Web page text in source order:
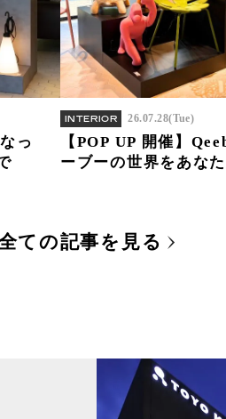
っ
INTERIOR 26.07.28(Tue)
【POP UP 開催】
ーブーの世界をあな
ての記事を見る